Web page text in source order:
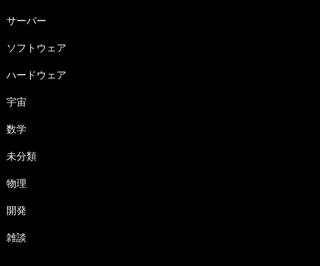
サーバー
ソフトウェア
ハードウェア
宇宙
数学
未分類
物理
開発
雑談